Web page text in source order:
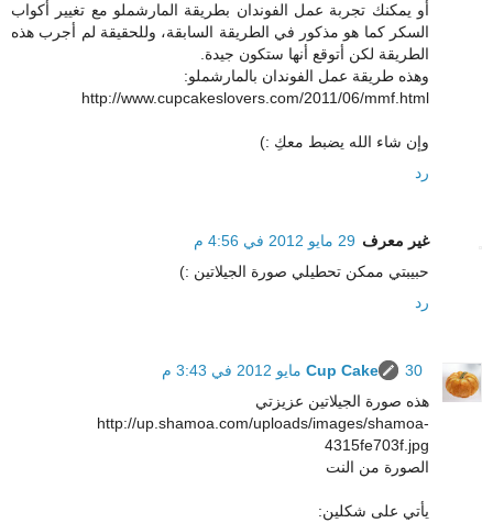
أو يمكنك تجربة عمل الفوندان بطريقة المارشملو مع تغيير أكواب
السكر كما هو مذكور في الطريقة السابقة، وللحقيقة لم أجرب هذه
الطريقة لكن أتوقع أنها ستكون جيدة.
وهذه طريقة عمل الفوندان بالمارشملو:
http://www.cupcakeslovers.com/2011/06/mmf.html
وإن شاء الله يضبط معكِ :)
رد
غير معرف 29 مايو 2012 في 4:56 م
حبيبتي ممكن تحطيلي صورة الجيلاتين :)
رد
Cup Cake
30 مايو 2012 في 3:43 م
هذه صورة الجيلاتين عزيزتي
http://up.shamoa.com/uploads/images/shamoa-
4315fe703f.jpg
الصورة من النت
يأتي على شكلين: